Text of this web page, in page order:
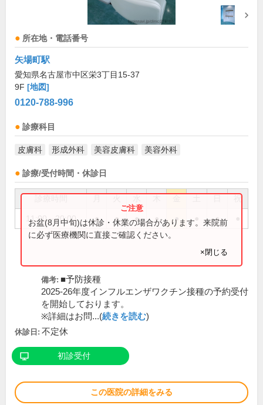
所在地・電話番号
矢場町駅
愛知県名古屋市中区栄3丁目15-37
9F [地図]
0120-788-996
診療科目
皮膚科 形成外科 美容皮膚科 美容外科
診療/受付時間・休診日
祝
11:00～20:00 ● ● ● ● ● ●
お盆(8月中旬)は休診・休業の場合があります。来院前
に必ず医療機関に直接ご確認ください。
×閉じる
備考: ■予防接種
2025-26年度インフルエンザワクチン接種の予約受付
を開始しております。
※詳細はお問...(続きを読む)
休診日: 不定休
初診受付
この医院の詳細をみる